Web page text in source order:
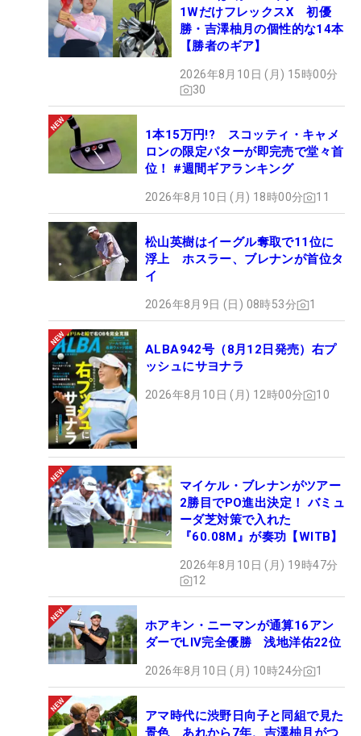
1WだけフレックスX 初優
勝・吉澤柚月の個性的な14本
【勝者のギア】
2026年8月10日 (月) 15時00分
30
1本15万円!? スコッティ・キャメ
ロンの限定パターが即完売で堂々首
位！ #週間ギアランキング
2026年8月10日 (月) 18時00分 11
松山英樹はイーグル奪取で11位に
浮上 ホスラー、ブレナンが首位タ
イ
2026年8月9日 (日) 08時53分 1
ALBA942号（8月12日発売）右プ
ッシュにサヨナラ
2026年8月10日 (月) 12時00分 10
マイケル・ブレナンがツアー
2勝目でPO進出決定！ バミュ
ーダ芝対策で入れた
『60.08M』が奏功【WITB】
2026年8月10日 (月) 19時47分
12
ホアキン・ニーマンが通算16アン
ダーでLIV完全優勝 浅地洋佑22位
2026年8月10日 (月) 10時24分 1
アマ時代に渋野日向子と同組で見た
景色 あれから7年、吉澤柚月がつ